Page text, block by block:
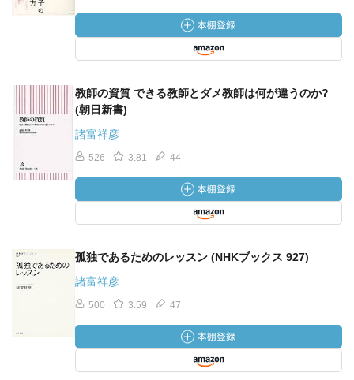
教師の資質 できる教師とダメ教師は何が違うのか?
(朝日新書)
諸富祥彦
526 3.81 44
孤独であるためのレッスン (NHKブックス 927)
諸富祥彦
500 3.59 47